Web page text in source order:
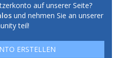
auf unserer Seite?
und nehmen Sie an unserer
teil!
ERSTELLEN